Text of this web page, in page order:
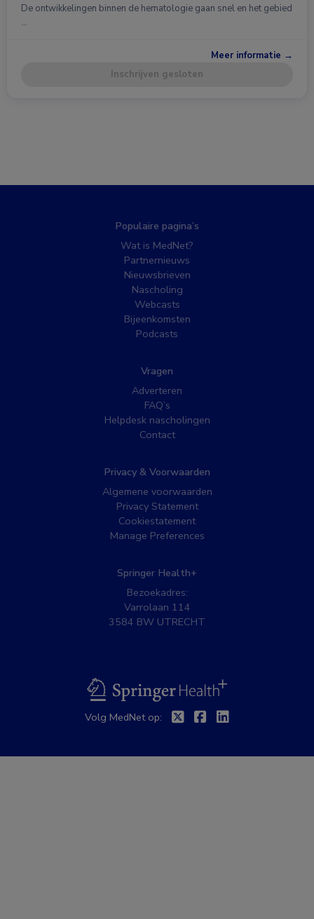
De ontwikkelingen binnen de hematologie gaan snel en het gebied
…
Meer informatie →
Inschrijven gesloten
Populaire pagina’s
Wat is MedNet?
Partnernieuws
Nieuwsbrieven
Nascholing
Webcasts
Bijeenkomsten
Podcasts
Vragen
Adverteren
FAQ’s
Helpdesk nascholingen
Contact
Privacy & Voorwaarden
Algemene voorwaarden
Privacy Statement
Cookiestatement
Manage Preferences
Springer Health+
Bezoekadres:
Varrolaan 114
3584 BW UTRECHT
BSL
Volg MedNet op: TwitterFacebook
Linkedin